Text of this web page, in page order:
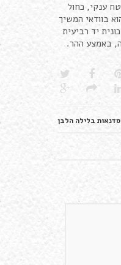
ענקי, כחול
בוודאי המשיך
יד רביעית
באמצע ההר.
סדנאות בלילה הלבן